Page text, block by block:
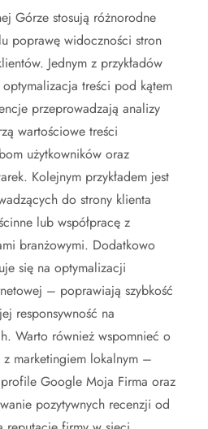
Górze stosują różnorodne
poprawę widoczności stron
Jednym z przykładów
treści pod kątem
przeprowadzają analizy
wartościowe treści
użytkowników oraz
Kolejnym przykładem jest
do strony klienta
lub współpracę z
branżowymi. Dodatkowo
się na optymalizacji
– poprawiają szybkość
responsywność na
Warto również wspomnieć o
marketingiem lokalnym –
Google Moja Firma oraz
pozytywnych recenzji od